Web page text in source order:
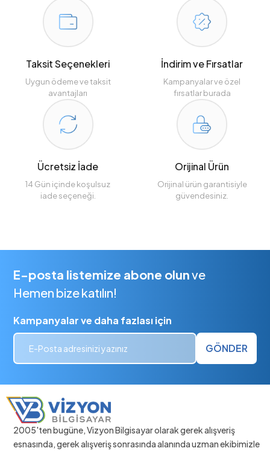
Taksit Seçenekleri
Uygun ödeme ve taksit
avantajları
İndirim ve Fırsatlar
Kampanyalar ve özel
fırsatlar burada
Ücretsiz İade
14 Gün içinde koşulsuz
iade seçeneği.
Orijinal Ürün
Orijinal ürün garantisiyle
güvendesiniz.
E-posta listemize abone olunve
Hemen bize katılın!
Kampanyalar ve daha fazlası için
GÖNDER
2005'ten bugüne, Vizyon Bilgisayar olarak gerek alışveriş
esnasında, gerek alışveriş sonrasında alanında uzman ekibimizle